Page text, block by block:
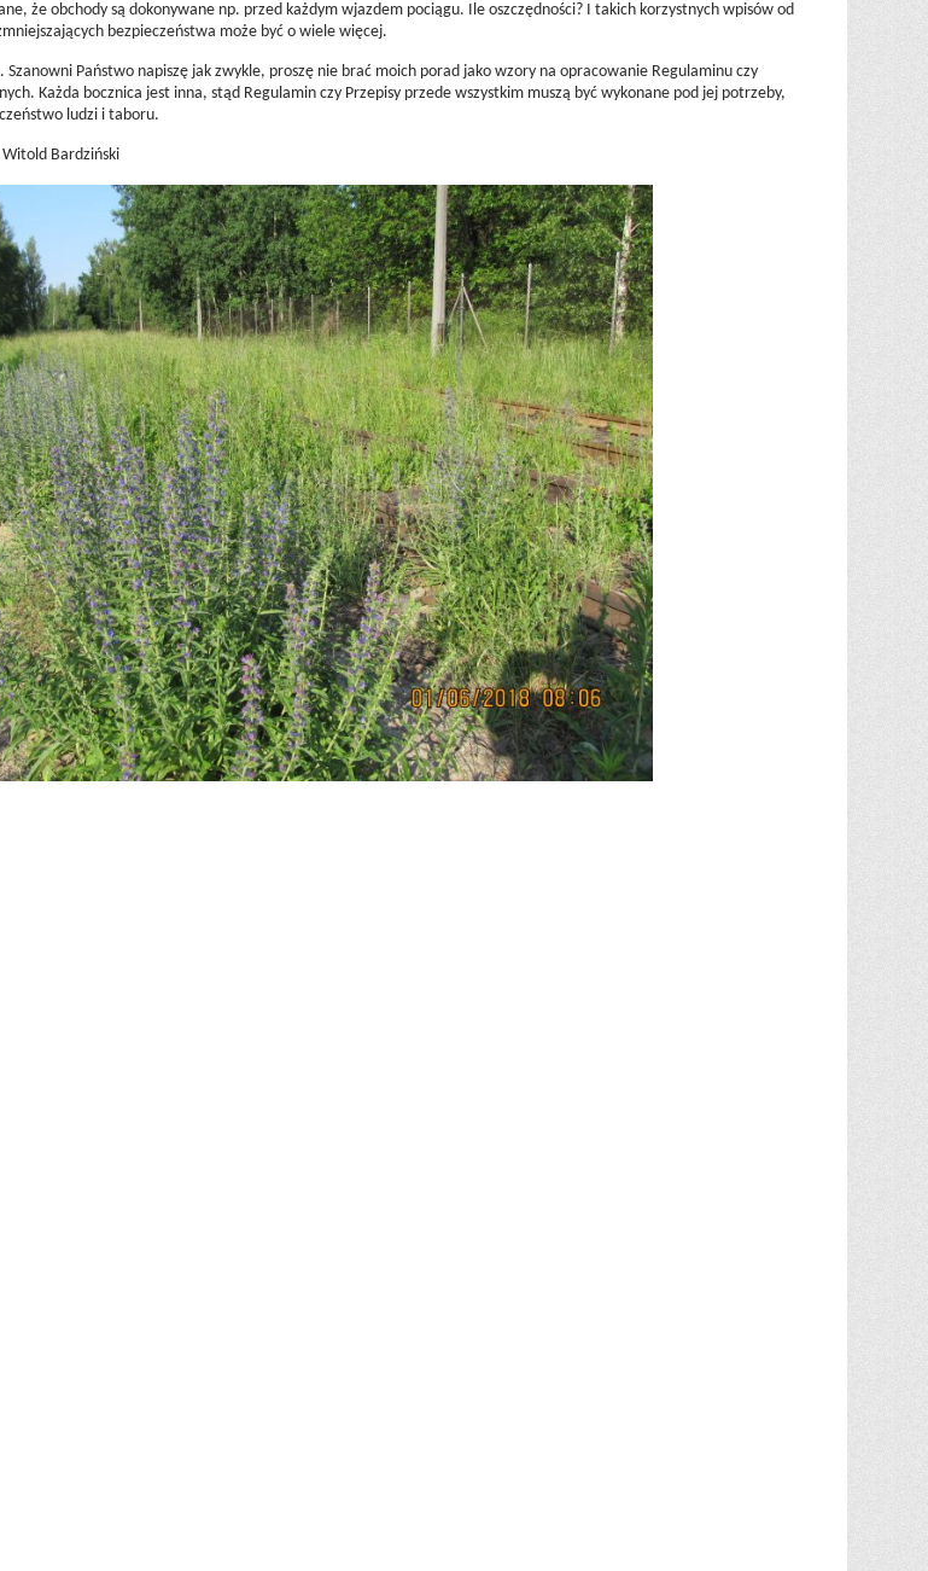
że obchody są dokonywane np. przed każdym wjazdem pociągu. Ile oszczędności? I takich korzystnych wpisów od
bezpieczeństwa może być o wiele więcej.
Szanowni Państwo napiszę jak zwykle, proszę nie brać moich porad jako wzory na opracowanie Regulaminu czy
Każda bocznica jest inna, stąd Regulamin czy Przepisy przede wszystkim muszą być wykonane pod jej potrzeby,
ludzi i taboru.
Bardziński